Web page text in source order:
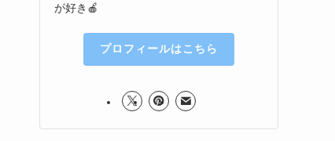
が好き🍎
プロフィールはこちら